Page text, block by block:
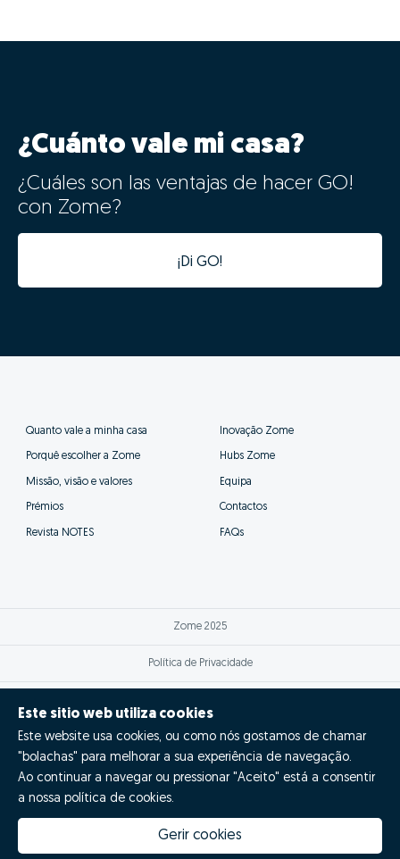
¡Di GO!
Inovação Zome
Este sitio web utiliza cookies
Este website usa cookies, ou como nós gostamos de chamar
"bolachas" para melhorar a sua experiência de navegação.
Ao continuar a navegar ou pressionar "Aceito" está a consentir
a nossa política de cookies.
Gerir cookies